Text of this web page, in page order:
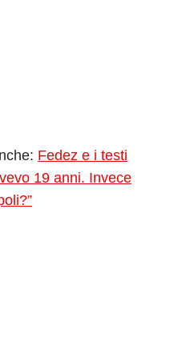
Fedez e i testi
19 anni. Invece